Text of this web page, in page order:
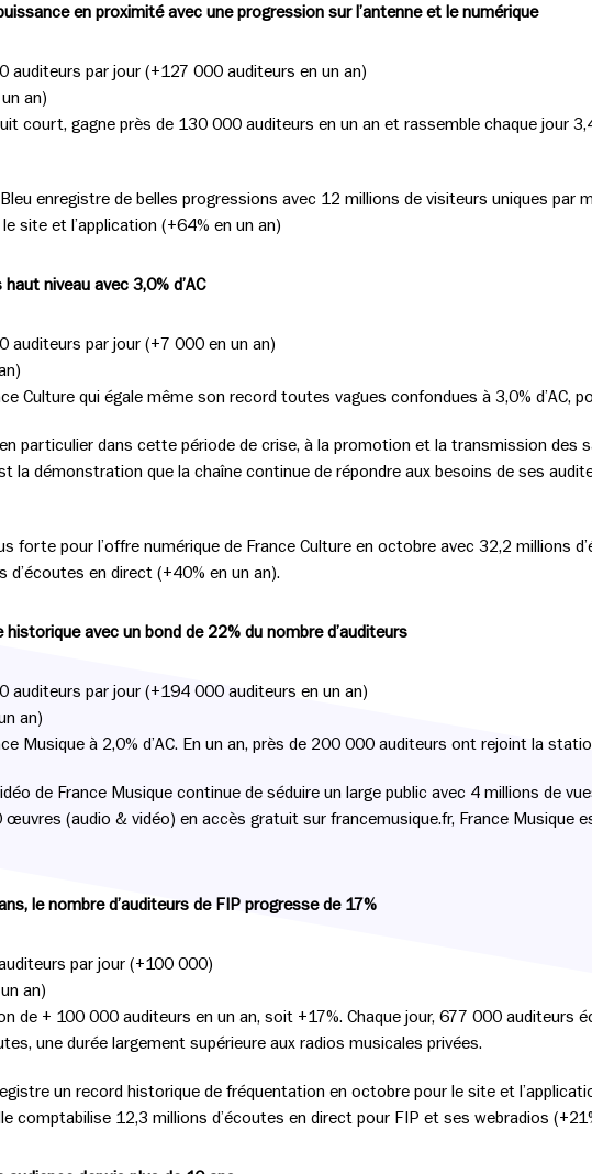
en proximité avec une progression sur l’antenne et le numérique
auditeurs par jour (+127 000 auditeurs en un an)
an)
court, gagne près de 130 000 auditeurs en un an et rassemble chaque jour
enregistre de belles progressions avec 12 millions de visiteurs uniques par
site et l’application (+64% en un an)
niveau avec 3,0% d’AC
auditeurs par jour (+7 000 en un an)
Culture qui égale même son record toutes vagues confondues à 3,0% d’AC,
particulier dans cette période de crise, à la promotion et la transmission des
la démonstration que la chaîne continue de répondre aux besoins de ses
forte pour l’offre numérique de France Culture en octobre avec 32,2 millions
d’écoutes en direct (+40% en un an).
historique avec un bond de 22% du nombre d’auditeurs
auditeurs par jour (+194 000 auditeurs en un an)
an)
Musique à 2,0% d’AC. En un an, près de 200 000 auditeurs ont rejoint la
de France Musique continue de séduire un large public avec 4 millions de
œuvres (audio & vidéo) en accès gratuit sur francemusique.fr, France Musique
le nombre d’auditeurs de FIP progresse de 17%
par jour (+100 000)
an)
de + 100 000 auditeurs en un an, soit +17%. Chaque jour, 677 000 auditeurs
une durée largement supérieure aux radios musicales privées.
un record historique de fréquentation en octobre pour le site et
comptabilise 12,3 millions d’écoutes en direct pour FIP et ses webradios